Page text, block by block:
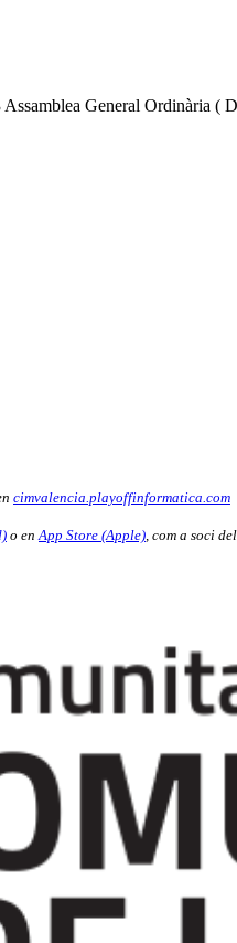
General Ordinària (
cimvalencia.playoffinformatica.com
o enApp Store (Apple), com a soci del